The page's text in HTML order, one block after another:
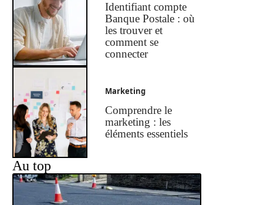
Identifiant compte
Banque Postale : où
les trouver et
comment se
connecter
Marketing
Comprendre le
marketing : les
éléments essentiels
Au top